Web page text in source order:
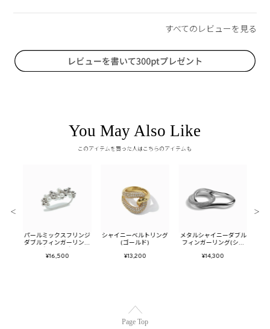
You May Also Like
このアイテムを買った人はこちらのアイテムも
パールミックスフリンジ
ダブルフィンガーリング
¥16,500
シャイニーベルトリング
(ゴールド)
¥13,200
メタルシャイニーダブル
フィンガーリング(シル
¥14,300
＜ ＞
Page Top